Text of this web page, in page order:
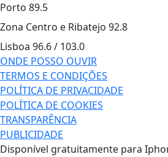
Porto 89.5
Zona Centro e Ribatejo 92.8
Lisboa 96.6 / 103.0
ONDE POSSO OUVIR
TERMOS E CONDIÇÕES
POLÍTICA DE PRIVACIDADE
POLÍTICA DE COOKIES
TRANSPARÊNCIA
PUBLICIDADE
Disponível gratuitamente para